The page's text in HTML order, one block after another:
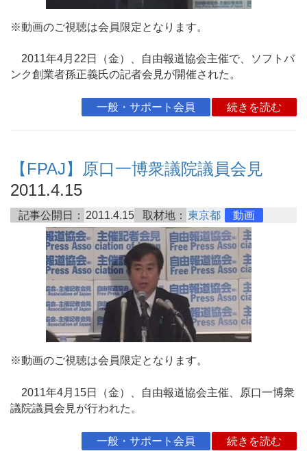
※動画のご視聴は会員限定となります。
2011年4月22日（金）、自由報道協会主催で、ソフトバ
ンク創業者孫正義氏の記者会見が開催された。
一般・サポート会員 続きを読む
【FPAJ】原口一博衆議院議員会見
2011.4.15
記事公開日： 2011.4.15 取材地： 東京都 動画
※動画のご視聴は会員限定となります。
2011年4月15日（金）、自由報道協会主催、原口一博衆
議院議員会見が行われた。
一般・サポート会員 続きを読む